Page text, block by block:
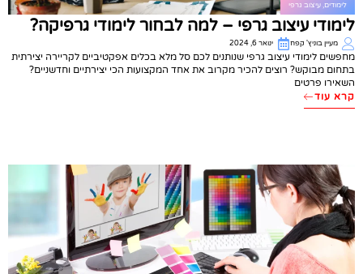
לימודים, עיצוב גרפי
לימודי עיצוב גרפי – למה לבחור לימודי גרפיקה?
מעיין בוניץ' קפח ינואר 6, 2024
מחפשים לימודי עיצוב גרפי שנותנים לכם סל מלא בכלים אפקטיביים לקריירה יצירתית
בתחום מבוקש? רוצים להכיר מקרוב את אחד המקצועות הכי יצירתיים וחדשניים?
השאירו פרטים
קרא עוד